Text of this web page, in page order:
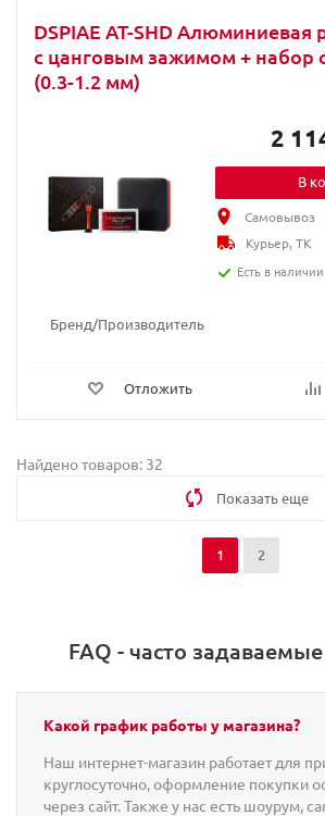
DSPIAE AT-SHD Алюминиевая
с цанговым зажимом + набор
(0.3-1.2 мм)
Бренд/Производитель
Отложить
2
В
Самовывоз
Курьер, ТК
Есть в наличии
Найдено товаров: 32
Показать еще
1 2
FAQ - часто
Какой график работы у магазина?
Наш интернет-магазин работает для
круглосуточно, оформление покупки
через сайт. Также у нас есть шоурум,